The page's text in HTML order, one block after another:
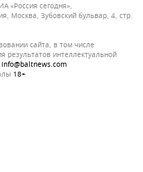
«Россия сегодня»,
Москва, Зубовский бульвар, 4, стр.
сайта, в том числе
интеллектуальной
info@baltnews.com
18+